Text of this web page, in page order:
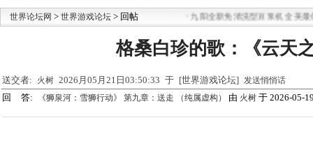
世界论坛网 > 世界游戏论坛 > 回帖 九阳全新免清洗型豆浆机 全美最低
格桑白珍的歌：《云天
送交者: 火树 2026月05月21日03:50:33 于 [世界游戏论坛] 发送悄悄话
回 答: 《狮泉河：雪狮行动》 第九章：送走 （纯属虚构） 由 火树 于 2026-05-